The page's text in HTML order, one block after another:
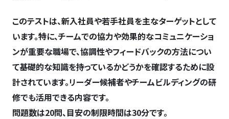
このテストは、新入社員や若手社員を主なターゲットとして
います。特に、チームでの協力や効果的なコミュニケーショ
ンが重要な職場で、協調性やフィードバックの方法につい
て基礎的な知識を持っているかどうかを確認するために設
計されています。リーダー候補者やチームビルディングの研
修でも活用できる内容です。
問題数は20問、目安の制限時間は30分です。